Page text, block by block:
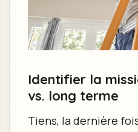
Identifier la
vs. long terme
Tiens, la dernière